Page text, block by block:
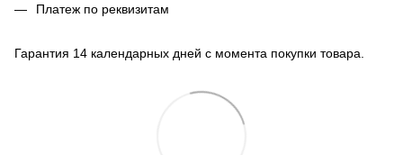
Платеж по реквизитам
Гарантия 14 календарных дней с момента покупки товара.